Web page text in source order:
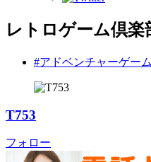
レトロゲーム倶楽
#アドベンチャーゲーム
T753
フォロー